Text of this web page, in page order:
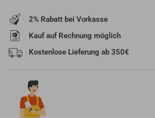
Menge
2% Rabatt bei Vorkasse
Kauf auf Rechnung möglich
Kostenlose Lieferung ab 350€